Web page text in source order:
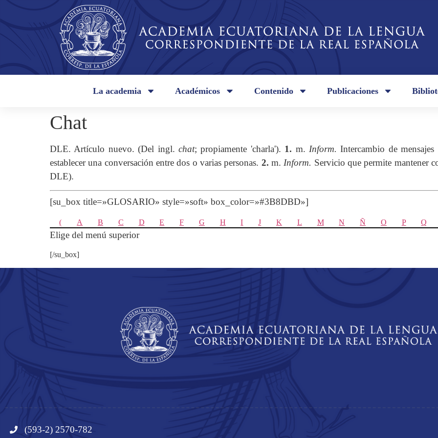
La academia Académicos Contenido Publicaciones
Chat
DLE. Artículo nuevo. (Del ingl. chat; propiamente 'charla'). 1. m. Inform. Intercambio de
establecer una conversación entre dos o varias personas. 2. m. Inform. Servicio que permite mantener
DLE).
[su_box title=»GLOSARIO» style=»soft» box_color=»#3B8DBD»]
( A B C D E F G H I J K L M N Ñ O P Q
Elige del menú superior
[/su_box]
(593-2) 2570-782